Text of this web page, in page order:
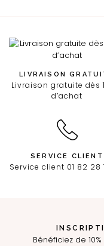
LIVRAISON
Livraison gratuite dès
d’achat
SERVICE CLIENT
Service client 01 82 28
Bénéficiez de